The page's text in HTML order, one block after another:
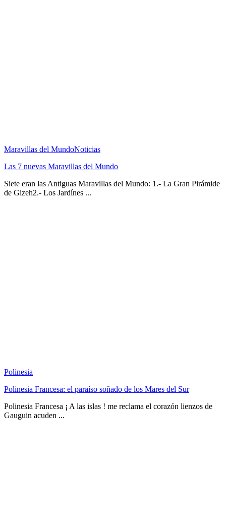
Maravillas del MundoNoticias
Las 7 nuevas Maravillas del Mundo
Siete eran las Antiguas Maravillas del Mundo: 1.- La Gran Pirámide
de Gizeh2.- Los Jardínes ...
Polinesia
Polinesia Francesa: el paraíso soñado de los Mares del Sur
Polinesia Francesa ¡ A las islas ! me reclama el corazón lienzos de
Gauguin acuden ...